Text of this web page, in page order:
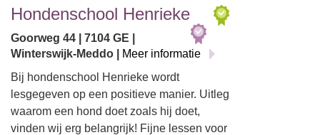
Hondenschool Henrieke
Goorweg 44 | 7104 GE |
Winterswijk-Meddo |
Meer informatie
Bij hondenschool Henrieke wordt
lesgegeven op een positieve manier. Uitleg
waarom een hond doet zoals hij doet,
vinden wij erg belangrijk! Fijne lessen voor